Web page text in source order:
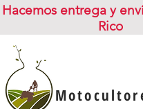
Hacemos entrega y
Rico